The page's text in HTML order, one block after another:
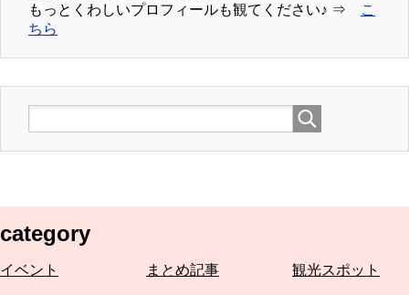
もっとくわしいプロフィールも観てください♪ ⇒
こ
ちら
category
イベント まとめ記事 観光スポット